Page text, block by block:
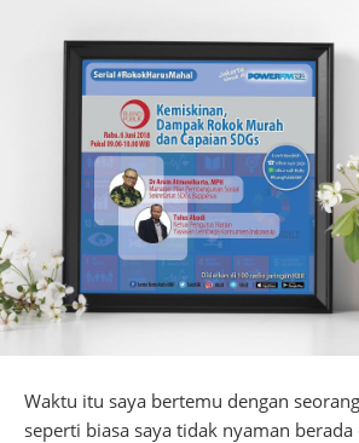
Waktu itu saya bertemu dengan
seperti biasa saya tidak nyaman